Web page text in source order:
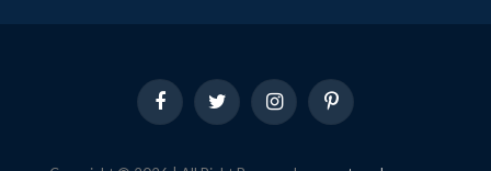
FacebookTwitter InstagramPinterest